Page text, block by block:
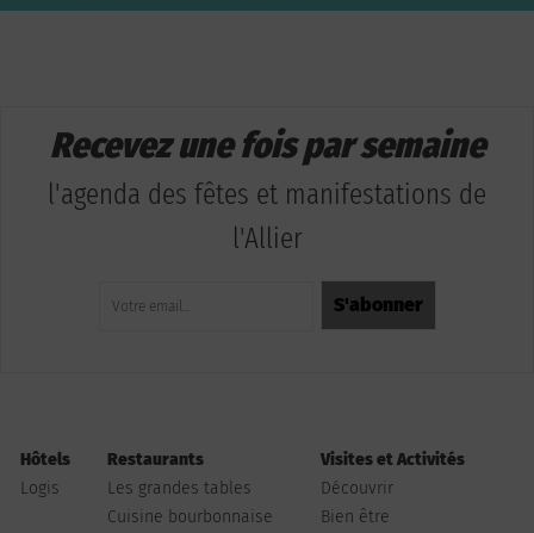
Recevez une fois par semaine
l'agenda des fêtes et manifestations de
l'Allier
Hôtels
Logis
Restaurants
Les grandes tables
Cuisine bourbonnaise
Visites et Activités
Découvrir
Bien être